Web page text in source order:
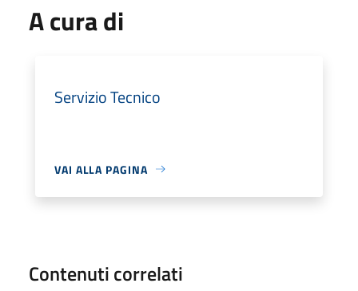
A cura di
Servizio Tecnico
VAI ALLA PAGINA
Contenuti correlati